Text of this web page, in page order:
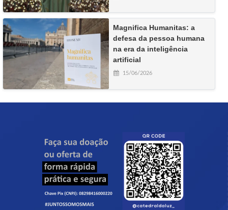
Magnifica Humanitas: a
defesa da pessoa humana
na era da inteligência
artificial
15/06/2026